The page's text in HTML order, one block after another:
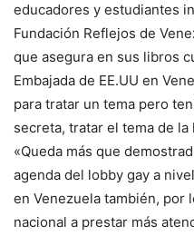
educadores y estudiantes
Fundación Reflejos de
que asegura en sus libros
Embajada de EE.UU en
para tratar un tema pero
secreta, tratar el tema de la
«Queda más que
agenda del lobby gay a
en Venezuela también, por
nacional a prestar más